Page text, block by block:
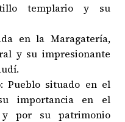
templario y su
en la Maragatería,
y su impresionante
: Pueblo situado en el
importancia en el
y por su patrimonio